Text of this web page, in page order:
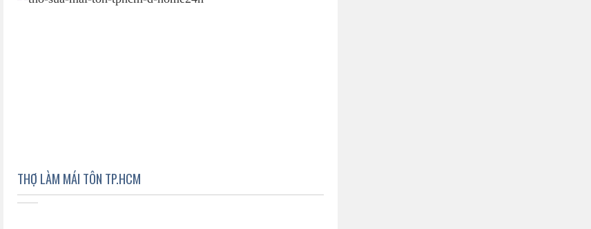
THỢ LÀM MÁI TÔN TP.HCM